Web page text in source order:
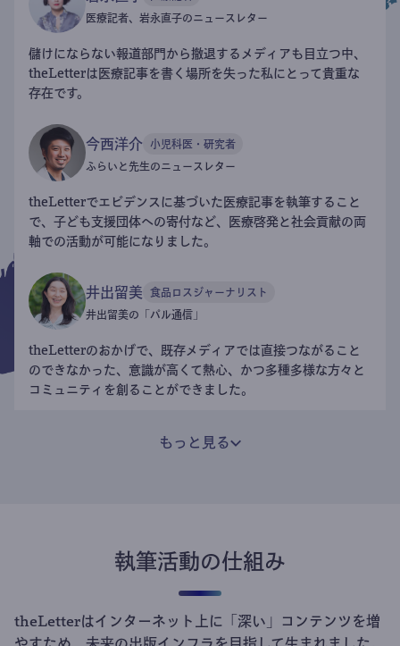
医療記者、岩永直子のニュースレター
儲けにならない報道部門から撤退するメディアも目立つ中、
theLetterは医療記事を書く場所を失った私にとって貴重な
存在です。
今西洋介 小児科医・研究者
ふらいと先生のニュースレター
theLetterでエビデンスに基づいた医療記事を執筆すること
で、子ども支援団体への寄付など、医療啓発と社会貢献の両
軸での活動が可能になりました。
井出留美 食品ロスジャーナリスト
井出留美の「パル通信」
theLetterのおかげで、既存メディアでは直接つながること
のできなかった、意識が高くて熱心、かつ多種多様な方々と
コミュニティを創ることができました。
もっと見る
執筆活動の仕組み
theLetterはインターネット上に「深い」コンテンツを増